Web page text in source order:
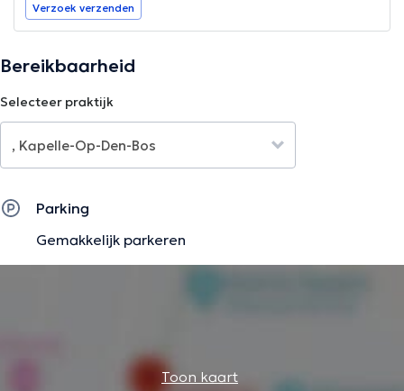
Verzoek verzenden
Bereikbaarheid
Selecteer praktijk
Parking
Gemakkelijk parkeren
Toon kaart